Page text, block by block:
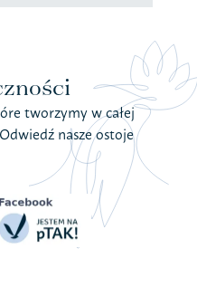
tworzymy w całej
nasze ostoje